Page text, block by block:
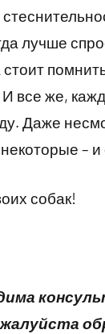
лучше
стоит
И все же,
Даже
–
собак!